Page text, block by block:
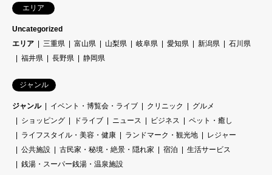
エリア
Uncategorized
エリア
三重県 富山県 山梨県 岐阜県 愛知県 新潟県
石川県
福井県
長野県 静岡県
ジャンル
ジャンル イベント・博覧会・ライブ クリニック
グルメ
ショッピング
ドライブ ニュース ビジネス
ペット・癒し
ライフスタイル・美容・健康
ランドマーク・観光地
レジャー
公共施設
古民家・秘境・絶景・隠れ家 宿泊
生活サービス
銭湯・スーパー銭湯・温泉施設